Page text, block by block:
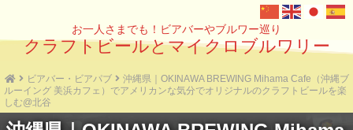
お一人さまでも！ビアバーやブルワー巡り
クラフトビールとマイクロブルワリー
ビアバー・ビアパブ
沖縄県｜OKINAWA BREWING Mihama Cafe（沖縄ブ
ルーイング 美浜カフェ）でアメリカンな気分でオリジナルのクラフトビールを楽
しむ@北谷